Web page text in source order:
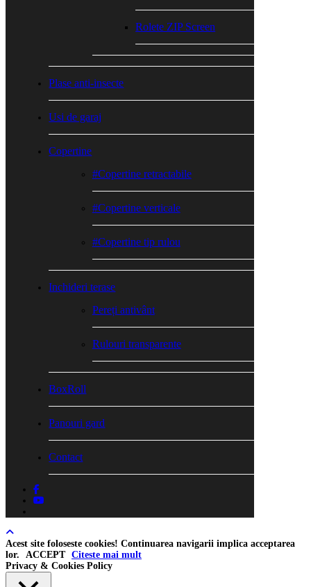
Rolete ZIP Screen
Plase anti-insecte
Usi de garaj
Copertine
#Copertine retractabile
#Copertine verticale
#Copertine tip rulou
Inchideri terase
Pereți antivânt
Rulouri transparente
BoxRoll
Panouri gard
Contact
facebook
youtube
Acest site foloseste cookies! Continuarea navigarii implica acceptarea
lor.
ACCEPT Citeste mai mult
Privacy & Cookies Policy